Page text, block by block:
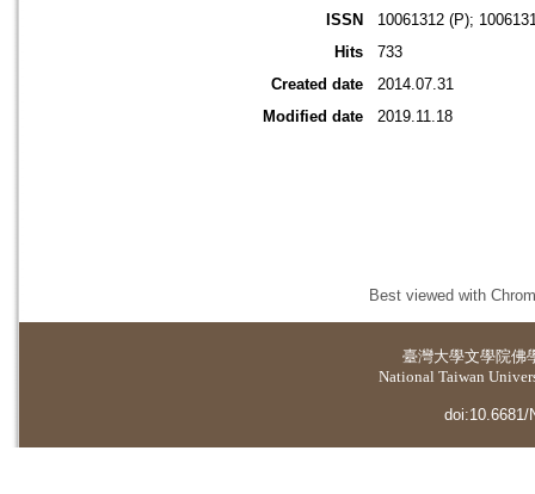
ISSN
10061312 (P);
Hits
733
Created date
2014.07.31
Modified date
2019.11.18
Best viewed with
臺灣大學文學院佛
National Taiwan
doi:10.6681/